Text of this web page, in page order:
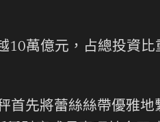
10萬億元，占總投資比
首先將蕾絲絲帶優雅地